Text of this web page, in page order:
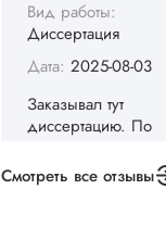
внушительно, но
выхода не
не успел бы
самостоятельно.
Понравилось то,
менеджер
держал меня в
Структура
Смотреть все отзывы